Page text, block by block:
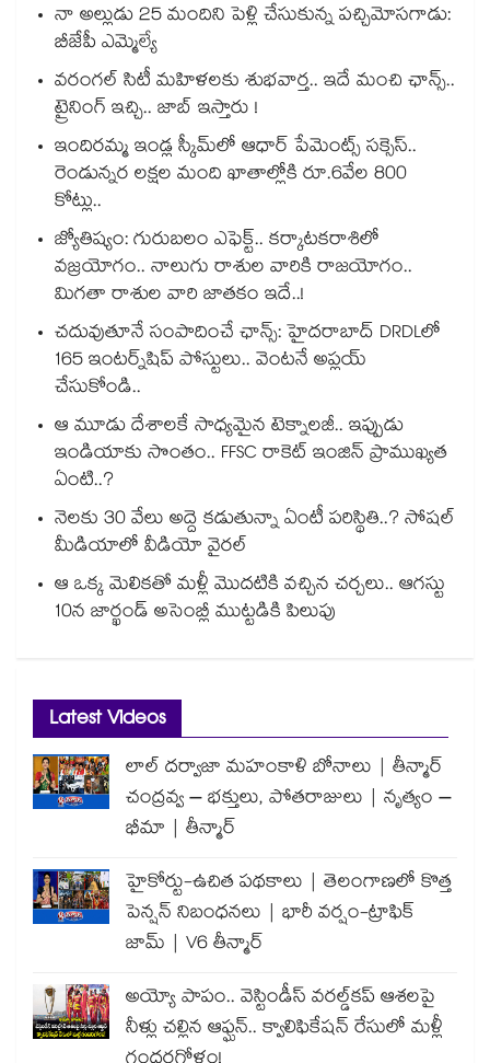
నా అల్లుడు 25 మందిని పెళ్లి చేసుకున్న పచ్చిమోసగాడు:
బీజేపీ ఎమ్మెల్యే
వరంగల్ సిటీ మహిళలకు శుభవార్త.. ఇదే మంచి ఛాన్స్..
ట్రైనింగ్ ఇచ్చి.. జాబ్ ఇస్తారు !
ఇందిరమ్మ ఇండ్ల స్కీమ్‌‌‌‌‌‌‌‌లో ఆధార్ పేమెంట్స్ సక్సెస్..
రెండున్నర లక్షల మంది ఖాతాల్లోకి రూ.6వేల 800
కోట్లు..
జ్యోతిష్యం: గురుబలం ఎఫెక్ట్.. కర్కాటకరాశిలో
వజ్రయోగం.. నాలుగు రాశుల వారికి రాజయోగం..
మిగతా రాశుల వారి జాతకం ఇదే..!
చదువుతూనే సంపాదించే ఛాన్స్: హైదరాబాద్ DRDLలో
165 ఇంటర్న్‌షిప్ పోస్టులు.. వెంటనే అప్లయ్
చేసుకోండి..
ఆ మూడు దేశాలకే సాధ్యమైన టెక్నాలజీ.. ఇప్పుడు
ఇండియాకు సొంతం.. FFSC రాకెట్ ఇంజిన్ ప్రాముఖ్యత
ఏంటి..?
నెలకు 30 వేలు అద్దె కడుతున్నా ఏంటీ పరిస్థితి..? సోషల్
మీడియాలో వీడియో వైరల్
ఆ ఒక్క మెలికతో మళ్లీ మొదటికి వచ్చిన చర్చలు.. ఆగస్టు
10న జార్ఖండ్ అసెంబ్లీ ముట్టడికి పిలుపు
Latest Videos
లాల్ దర్వాజా మహంకాళి బోనాలు | తీన్మార్
చంద్రవ్వ – భక్తులు, పోతరాజులు | నృత్యం –
భీమా | తీన్మార్
హైకోర్టు-ఉచిత పథకాలు | తెలంగాణలో కొత్త
పెన్షన్ నిబంధనలు | భారీ వర్షం-ట్రాఫిక్
జామ్ | V6 తీన్మార్
అయ్యో పాపం.. వెస్టిండీస్ వరల్డ్‌కప్ ఆశలపై
నీళ్లు చల్లిన ఆఫ్ఘన్.. క్వాలిఫికేషన్ రేసులో మళ్లీ